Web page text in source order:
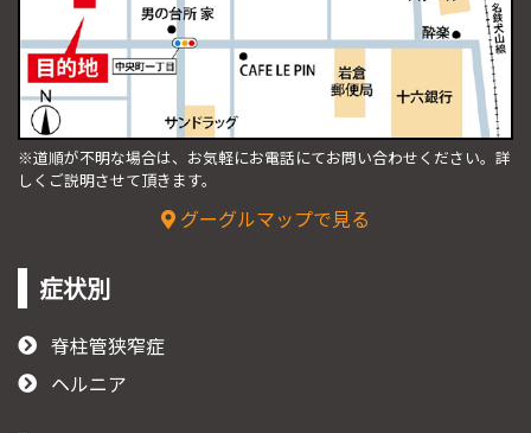
※道順が不明な場合は、お気軽にお電話にてお問い合わせください。 詳
しくご説明させて頂きます。
グーグルマップで見る
症状別
脊柱管狭窄症
ヘルニア